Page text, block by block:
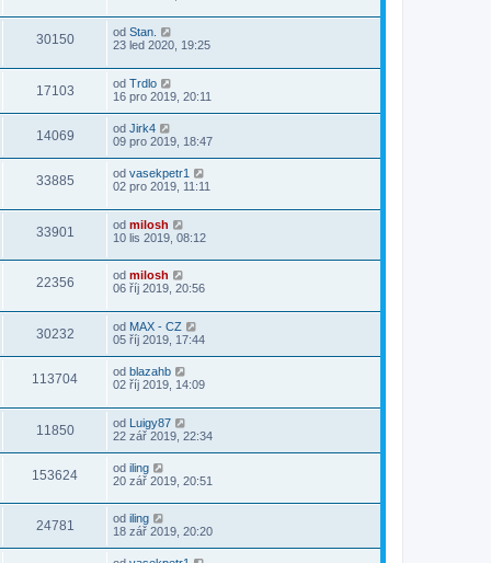
30150 od Stan.
23 led 2020, 19:25
17103 od Trdlo
16 pro 2019, 20:11
14069 od Jirk4
09 pro 2019, 18:47
33885 od vasekpetr1
02 pro 2019, 11:11
33901 od milosh
10 lis 2019, 08:12
22356 od milosh
06 říj 2019, 20:56
30232 od MAX - CZ
05 říj 2019, 17:44
113704 od blazahb
02 říj 2019, 14:09
11850 od Luigy87
22 zář 2019, 22:34
153624 od iling
20 zář 2019, 20:51
24781 od iling
18 zář 2019, 20:20